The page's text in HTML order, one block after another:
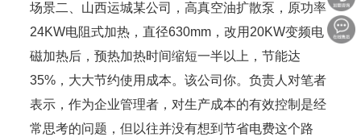
场景二、山西运城某公司，高真空油扩散泵，原功率
24KW电阻式加热，直径630mm，改用20KW变频电
磁加热后，预热加热时间缩短一半以上，节能达
35%，大大节约使用成本。该公司你。负责人对笔者
表示，作为企业管理者，对生产成本的有效控制是经
常思考的问题，但以往并没有想到节省电费这个路